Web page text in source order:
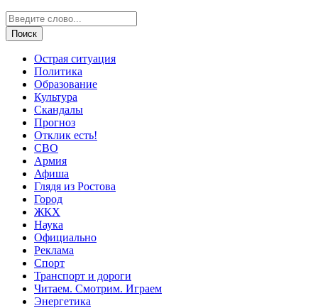
Острая ситуация
Политика
Образование
Культура
Скандалы
Прогноз
Отклик есть!
СВО
Армия
Афиша
Глядя из Ростова
Город
ЖКХ
Наука
Официально
Реклама
Спорт
Транспорт и дороги
Читаем. Смотрим. Играем
Энергетика